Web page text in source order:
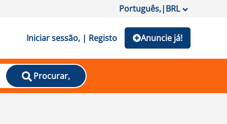
Português,|BRL
Iniciar sessão, | Registo Anuncie já!
Procurar,